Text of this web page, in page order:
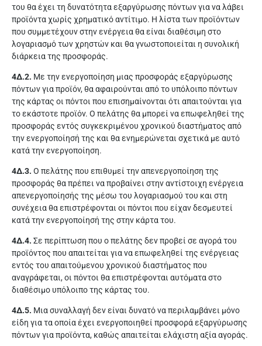
του θα έχει τη δυνατότητα εξαργύρωσης πόντων για να λάβει
προϊόντα χωρίς χρηματικό αντίτιμο. Η λίστα των προϊόντων
που συμμετέχουν στην ενέργεια θα είναι διαθέσιμη στο
λογαριασμό των χρηστών και θα γνωστοποιείται η συνολική
διάρκεια της προσφοράς.
4Δ.2. Με την ενεργοποίηση μιας προσφοράς εξαργύρωσης
πόντων για προϊόν, θα αφαιρούνται από το υπόλοιπο πόντων
της κάρτας οι πόντοι που επισημαίνονται ότι απαιτούνται για
το εκάστοτε προϊόν. Ο πελάτης θα μπορεί να επωφεληθεί της
προσφοράς εντός συγκεκριμένου χρονικού διαστήματος από
την ενεργοποίησή της και θα ενημερώνεται σχετικά με αυτό
κατά την ενεργοποίηση.
4Δ.3. Ο πελάτης που επιθυμεί την απενεργοποίηση της
προσφοράς θα πρέπει να προβαίνει στην αντίστοιχη ενέργεια
απενεργοποίησής της μέσω του λογαριασμού του και στη
συνέχεια θα επιστρέφονται οι πόντοι που είχαν δεσμευτεί
κατά την ενεργοποίησή της στην κάρτα του.
4Δ.4. Σε περίπτωση που ο πελάτης δεν προβεί σε αγορά του
προϊόντος που απαιτείται για να επωφεληθεί της ενέργειας
εντός του απαιτούμενου χρονικού διαστήματος που
αναγράφεται, οι πόντοι θα επιστρέφονται αυτόματα στο
διαθέσιμο υπόλοιπο της κάρτας του.
4Δ.5. Μια συναλλαγή δεν είναι δυνατό να περιλαμβάνει μόνο
είδη για τα οποία έχει ενεργοποιηθεί προσφορά εξαργύρωσης
πόντων για προϊόντα, καθώς απαιτείται ελάχιστη αξία αγοράς.